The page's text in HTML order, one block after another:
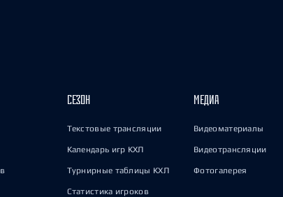
СЕЗОН
Текстовые трансляции
Календарь игр КХЛ
Турнирные таблицы КХЛ
Статистика игроков
МЕДИА
Видеоматериалы
Видеотрансляции
Фотогалерея